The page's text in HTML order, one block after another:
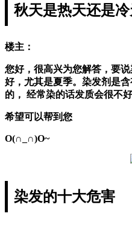
秋天是热天还是冷
楼主：
您好，很高兴为您解答，要
好，尤其是夏季。染发剂是
的， 经常染的话发质会很不
希望可以帮到您
O(∩_∩)O~
染发的十大危害